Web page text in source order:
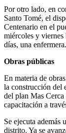
Por otro lado, en
Santo Tomé, el
Centenario en el
miércoles y viernes
días, una enfermera.
Obras públicas
En materia de
la construcción del
del plan Mas
capacitación a
Se ejecuta además
distrito. Ya se